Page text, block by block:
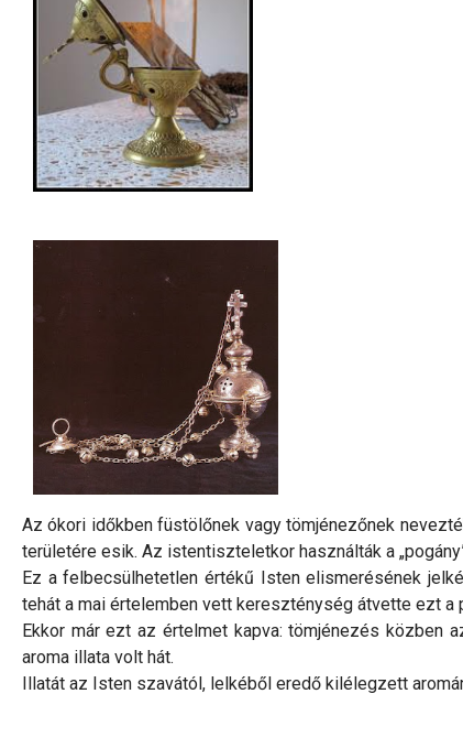
Az ókori időkben füstölőnek vagy tömjénezőnek
területére esik. Az istentiszteletkor használták a
Ez a felbecsülhetetlen értékű Isten elismerésének
tehát a mai értelemben vett kereszténység átvette ezt
Ekkor már ezt az értelmet kapva: tömjénezés közben
aroma illata volt hát.
Illatát az Isten szavától, lelkéből eredő kilélegzett